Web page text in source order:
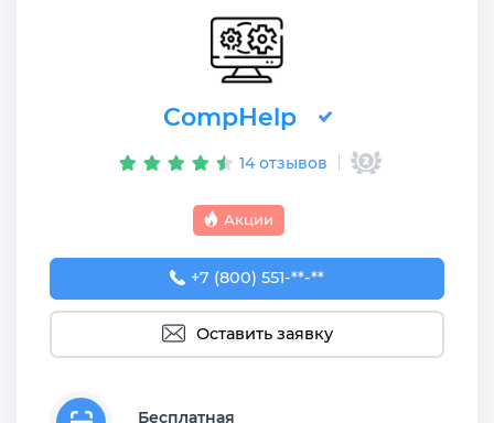
CompHelp
14 отзывов
Акции
+7 (800) 551-74-09
+7 (800) 551-**-**
Оставить заявку
Бесплатная